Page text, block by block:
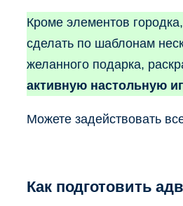
Кроме элементов
сделать по шаблонам
желанного подарка,
активную настольную
Можете задействовать
Как подготовить